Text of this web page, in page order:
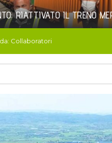
RIATTIVATO IL TRENO
Collaboratori